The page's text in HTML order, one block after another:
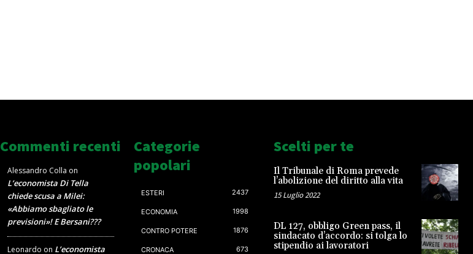
Commenti recenti
Alessandro Colla on
L’economista Di Tella
chiede scusa a Milei:
«Abbiamo sbagliato le
previsioni»! E Bersani???
Leonardo on L’economista
Categorie
popolari
ESTERI 2437
ECONOMIA 1998
CONTRO POTERE 1876
CRONACA 673
Scelti per te
Il Tribunale di Roma prevede
l’abolizione del diritto alla vita
15 Luglio 2022
DL 127, obbligo Green pass, il
sindacato d’accordo: si tolga lo
stipendio ai lavoratori